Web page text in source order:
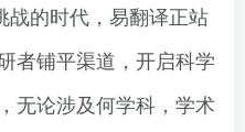
战的时代，易翻译正站
者铺平渠道，开启科学
无论涉及何学科，学术